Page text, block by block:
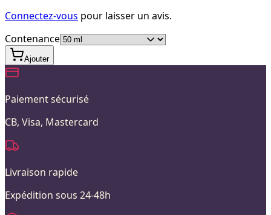
Connectez-vous pour laisser un avis.
Contenance
Ajouter
Paiement sécurisé
CB, Visa, Mastercard
Livraison rapide
Expédition sous 24-48h